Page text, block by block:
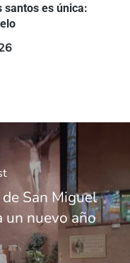
santos es única:
San Miguel
un nuevo año